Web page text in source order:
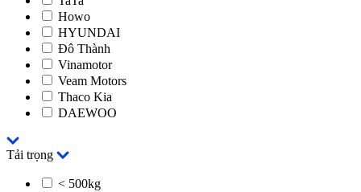
Howo
HYUNDAI
Đô Thành
Vinamotor
Veam Motors
Thaco Kia
DAEWOO
Tải trọng
< 500kg